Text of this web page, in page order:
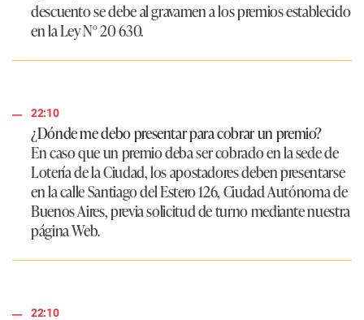
descuento se debe al gravamen a los premios establecido
en la Ley N° 20 630.
22:10
¿Dónde me debo presentar para cobrar un premio?
En caso que un premio deba ser cobrado en la sede de
Lotería de la Ciudad, los apostadores deben presentarse
en la calle Santiago del Estero 126, Ciudad Autónoma de
Buenos Aires, previa solicitud de turno mediante nuestra
página Web.
22:10